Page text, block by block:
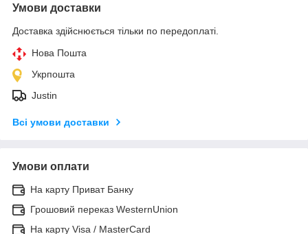
Умови доставки
Доставка здійснюється тільки по передоплаті.
Нова Пошта
Укрпошта
Justin
Всі умови доставки
Умови оплати
На карту Приват Банку
Грошовий переказ WesternUnion
На карту Visa / MasterCard